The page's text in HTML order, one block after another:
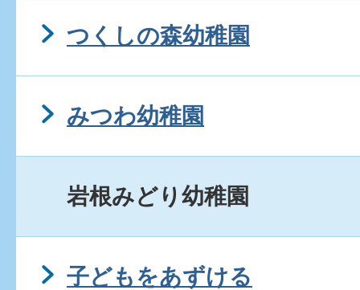
つくしの森幼稚園
みつわ幼稚園
岩根みどり幼稚園
子どもをあずける